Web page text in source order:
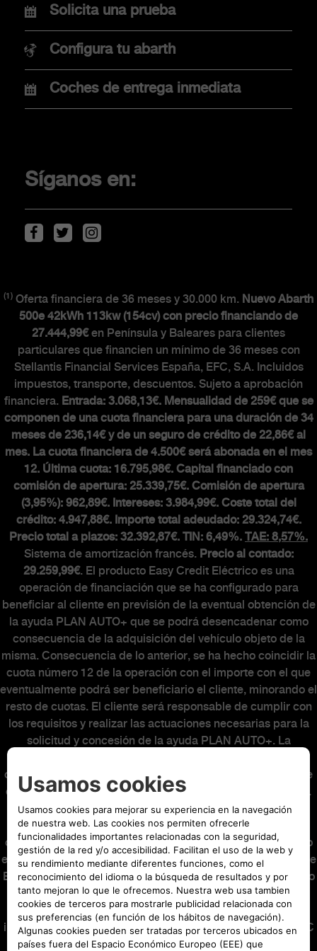
Nuevo Abarth 600e
Nuevo Abarth 500e
COMPRA
Financiación
Localiza tu concesionario
Descarga de Catálogos
CLIENTES
The Scorpionship
Asistencia y recambios
Accesorios
MUNDO ABARTH
Abarth Classiche
Solicita una prueba
Configura tu abarth
Coches de entrega inmediata
Síganos en:
(1) Oferta financiera de 36 meses y 30.000 km. Nuevo Abarth
500e 42kWh 113kw (154cv) con precio financiando de
27.444,99€en Península y Baleares para clientes
particulares que financien un mínimo de 36 meses con
Stellantis Financial Services España, EFC, S.A. Incluidos
impuestos, transporte, descuentos. Sujeto a aprobación
financiera. Entrada: 3.068,13€. Mensualidad de 259€ que se
componen de una cuota financiera para una duración de 34
meses de 236,14€ y de un seguro de crédito de 22,86€ al
mes. La cuota financiera de 4.500€ será abonada en el mes
12. Última cuota: 16.795,98€. Capital financiado con
comisión de apertura: 25.339,75€. Comisión de apertura
(3,95%): 962,89€. Intereses: 3.984,99€. Coste total del
crédito: 4.947,88€. Importe total adeudado: 29.324,74€.
Precio total a plazos: 32.392,87€. TIN: 6,49%. TAE: 8,57%.
Sistema de amortización francés. Precio al contado:
29.259,99€. El producto Easy Credit Eléctrico es una
operación de financiación que se ha configurado para
beneficiar al cliente en previsión de la eventual obtención de
la ayuda PLAN AUTO+ que se podrá desencadenar como
consecuencia de la adquisición del vehículo objeto de la
misma. Consecuencia de lo anterior, se ha hecho coincidir la
cuota número 12 de la operación con el importe con el que
eventualmente podrá ser beneficiario el cliente, minorando el
resto de cuotas. El cliente será responsable de cumplir con
los requisitos y realizar las actuaciones necesarias para la
solicitud y concesión de la ayuda PLAN AUTO+. La
operación financiera. Al final del contrato podrá elegir entre
entregar su vehículo, o abonar o refinanciar la última cuota.
Oferta válida hasta el 31/08/2026. El modelo visualizado
puede no coincidir con el ofertado. Seguro de Crédito
opcional (22,86€ al mes) incluido en las mensualidades y no
en el capital financiado, suscrito con Stellantis Life Insurance
Europe Limited, con el nº de registro C68966 y con domicilio
social en MIB Housse, 53 Abate Rigord Street, Ta’ Xbiex,
XBX1122 Malta, como compañía de seguros, y con la
intermediación de Stellantis Financial Services España, EFC
SA, agente de seguros vinculado inscrito en la Dirección